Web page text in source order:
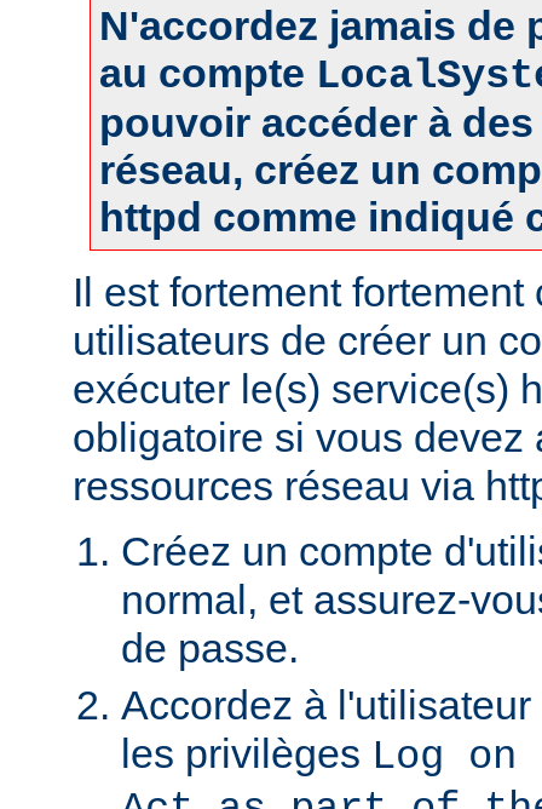
N'accordez jamais de
au compte
pouvoir accéder à
réseau, créez un
httpd comme indiqué
Il est fortement
utilisateurs de créer un
exécuter le(s) service(s)
obligatoire si vous devez
ressources réseau via
Créez un compte
normal, et assurez-
de passe.
Accordez à
les privilèges Log